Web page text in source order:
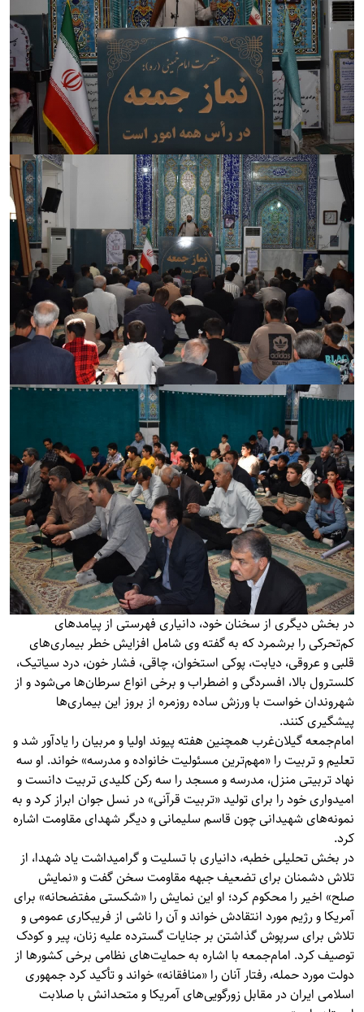
در بخش دیگری از سخنان خود، دانیاری فهرستی از پیامدهای
کم‌تحرکی را برشمرد که به گفته وی شامل افزایش خطر بیماری‌های
قلبی و عروقی، دیابت، پوکی استخوان، چاقی، فشار خون، درد سیاتیک،
کلسترول بالا، افسردگی و اضطراب و برخی انواع سرطان‌ها می‌شود و از
شهروندان خواست با ورزش ساده روزمره از بروز این بیماری‌ها
پیشگیری کنند.
امام‌جمعه گیلان‌غرب همچنین هفته پیوند اولیا و مربیان را یادآور شد و
تعلیم و تربیت را «مهم‌ترین مسئولیت خانواده و مدرسه» خواند. او سه
نهاد تربیتی منزل، مدرسه و مسجد را سه رکن کلیدی تربیت دانست و
امیدواری خود را برای تولید «تربیت قرآنی» در نسل جوان ابراز کرد و به
نمونه‌های شهیدانی چون قاسم سلیمانی و دیگر شهدای مقاومت اشاره
کرد.
در بخش تحلیلی خطبه، دانیاری با تسلیت و گرامیداشت یاد شهدا، از
تلاش دشمنان برای تضعیف جبهه مقاومت سخن گفت و «نمایش
صلح» اخیر را محکوم کرد؛ او این نمایش را «شکستی مفتضحانه» برای
آمریکا و رژیم مورد انتقادش خواند و آن را ناشی از فریبکاری عمومی و
تلاش برای سرپوش گذاشتن بر جنایات گسترده علیه زنان، پیر و کودک
توصیف کرد. امام‌جمعه با اشاره به حمایت‌های نظامی برخی کشورها از
دولت مورد حمله، رفتار آنان را «منافقانه» خواند و تأکید کرد جمهوری
اسلامی ایران در مقابل زورگویی‌های آمریکا و متحدانش با صلابت